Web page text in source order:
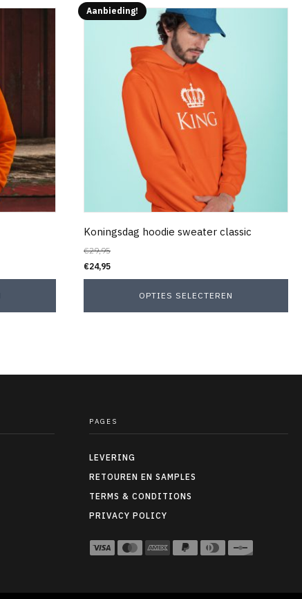
Aanbieding!
Koningsdag hoodie sweater classic
€29,95
€24,95
OPTIES SELECTEREN
PAGES
LEVERING
RETOUREN EN SAMPLES
TERMS & CONDITIONS
PRIVACY POLICY